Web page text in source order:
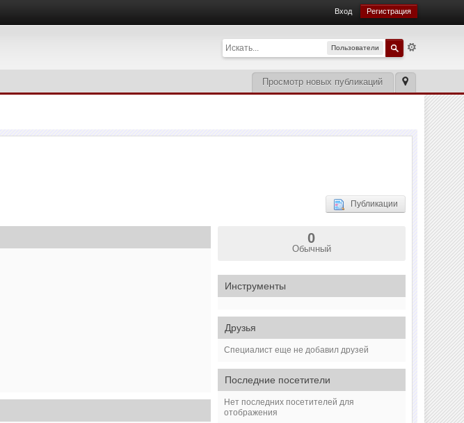
Вход Регистрация
Пользователи
Просмотр новых публикаций
Публикации
0
Обычный
Инструменты
Друзья
Специалист еще не добавил друзей
Последние посетители
Нет последних посетителей для
отображения